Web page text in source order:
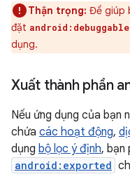
Thận trọng: Để giúp
đặt android:debuggable
dụng.
Xuất thành phần
Nếu ứng dụng của bạn
chứa các hoạt động,
dụng bộ lọc ý định, bạn
android:exported